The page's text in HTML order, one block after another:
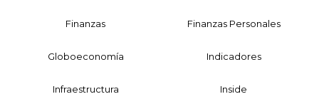
Finanzas Finanzas Personales
Globoeconomía Indicadores
Infraestructura Inside